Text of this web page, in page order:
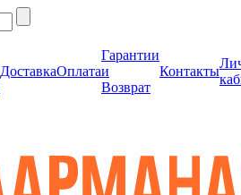
ДоставкаОплата
Гарантии
и
Возврат
Контакты